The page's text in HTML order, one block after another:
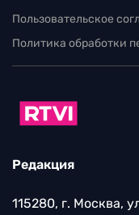
Пользовательское
Политика обработки
Редакция
115280, г. Москва,